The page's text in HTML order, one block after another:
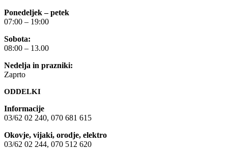
Ponedeljek – petek
07:00 – 19:00
Sobota:
08:00 – 13.00
Nedelja in prazniki:
Zaprto
ODDELKI
Informacije
03/62 02 240, 070 681 615
Okovje, vijaki, orodje, elektro
03/62 02 244, 070 512 620